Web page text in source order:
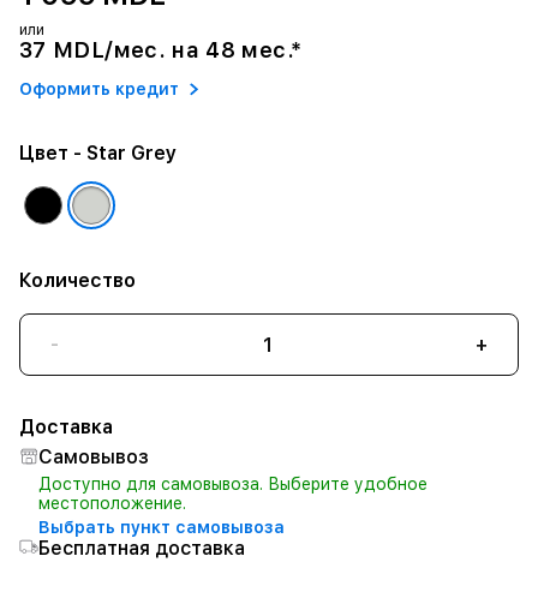
или
37 MDL/мес. на 48 мес.*
Оформить кредит
Цвет - Star Grey
Количество
- +
Доставка
Самовывоз
Доступно для самовывоза. Выберите удобное
местоположение.
Выбрать пункт самовывоза
Бесплатная доставка